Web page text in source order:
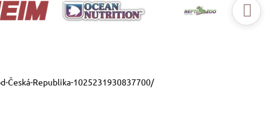
Česká-Republika-1025231930837700/